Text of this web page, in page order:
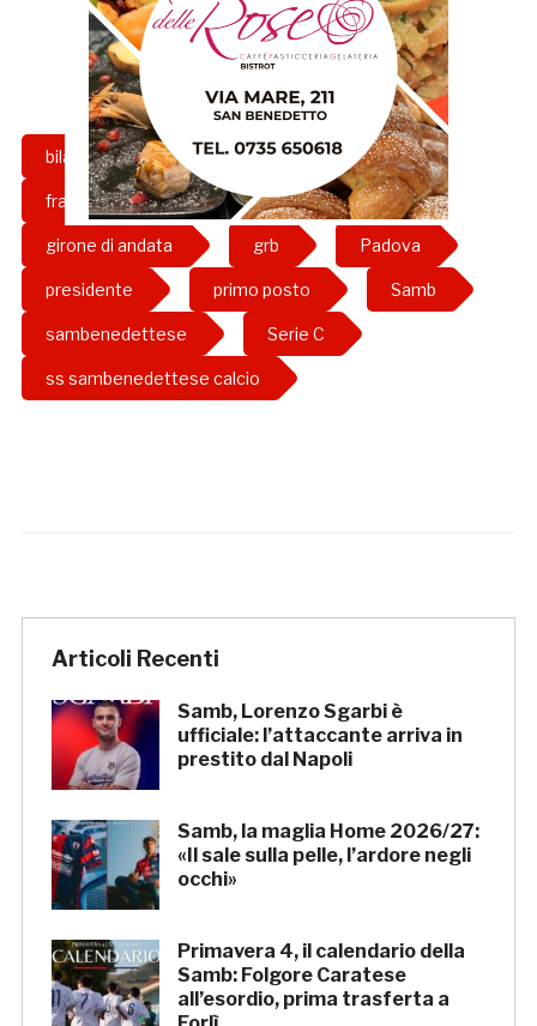
bilancio classifica fedeli
franco fedeli girone b
girone di andata grb Padova
presidente primo posto Samb
sambenedettese Serie C
ss sambenedettese calcio
Articoli Recenti
Samb, Lorenzo Sgarbi è
ufficiale: l’attaccante arriva in
prestito dal Napoli
Samb, la maglia Home 2026/27:
«Il sale sulla pelle, l’ardore negli
occhi»
Primavera 4, il calendario della
Samb: Folgore Caratese
all’esordio, prima trasferta a